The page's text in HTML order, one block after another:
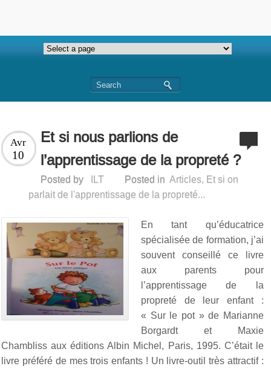
Et si nous parlions de
l’apprentissage de la propreté ?
Avr
10
Posted by ILT Posted in Articles, Et si on
parlait de l'apprentissage de la propreté...
En tant qu’éducatrice
spécialisée de formation, j’ai
souvent conseillé ce livre
aux parents pour
l’apprentissage de la
propreté de leur enfant :
« Sur le pot » de Marianne
Borgardt et Maxie
Chambliss aux éditions Albin Michel, Paris, 1995. C’était le
livre préféré de mes trois enfants ! Un livre-outil très attractif :